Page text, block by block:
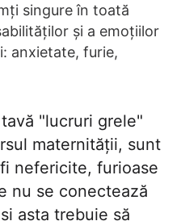
singure în toată
și a emoțiilor
anxietate, furie,
"lucruri grele"
maternității, sunt
nefericite, furioase
nu se conectează
asta trebuie să